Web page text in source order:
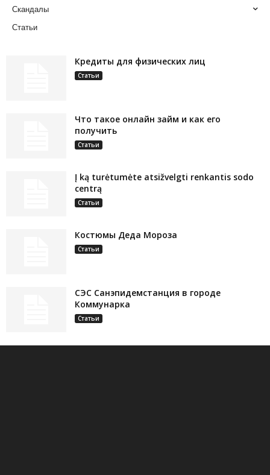
Скандалы
Статьи
Кредиты для физических лиц
Статьи
Что такое онлайн займ и как его
получить
Статьи
Į ką turėtumėte atsižvelgti renkantis sodo
centrą
Статьи
Костюмы Деда Мороза
Статьи
СЭС Санэпидемстанция в городе
Коммунарка
Статьи